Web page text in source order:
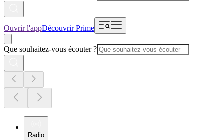
Ouvrir l'appDécouvrir Prime
Que souhaitez-vous écouter ?
Radio